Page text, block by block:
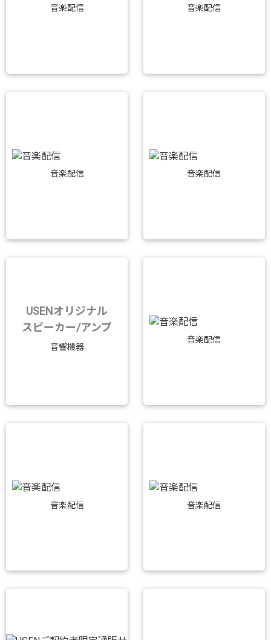
音楽配信 音楽配信
音楽配信 音楽配信
USENオリジナル
スピーカー/アンプ
音響機器
音楽配信
音楽配信 音楽配信